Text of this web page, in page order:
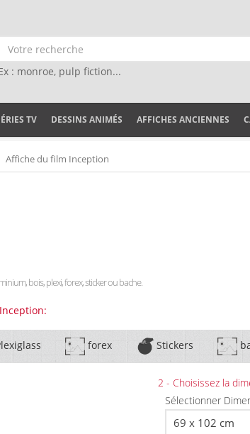
: monroe, pulp fiction...
TV DESSINS ANIMÉS AFFICHES ANCIENNES
Affiche du film Inception
bois, plexi, forex, sticker ou bache.
forex Stickers
2 - Choisissez la
Sélectionner